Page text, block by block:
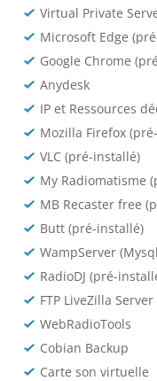
Virtual Private
Microsoft Edge
Google Chrome
Anydesk
IP et Ressources
Mozilla Firefox
VLC (pré-installé)
My Radiomatisme
MB Recaster free
Butt (pré-installé)
WampServer
RadioDJ (pré-
FTP LiveZilla
WebRadioTools
Cobian Backup
Carte son virtuelle